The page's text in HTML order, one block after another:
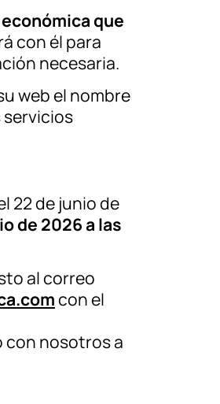
que
con él para
necesaria.
web el nombre
22 de junio de
de 2026 a las
al correo
con el
nosotros a